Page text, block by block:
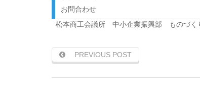
お問合わせ
松本商工会議所 中小企業振興部 ものづ
PREVIOUS POST